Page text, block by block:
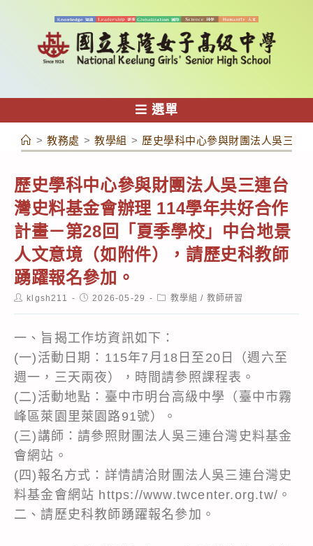
容
選單
> 教務處 > 教學組 > 歷史學科中心參與財團法人吳三連
歷史學科中心參與財團法人吳三連台
灣史料基金會辦理 114學年共好合作
計畫－第28回「夏季學校」中台地景
人文意境（如附件），請歷史科教師
踴躍報名參加。
Postklgsh211
Post2026-05-29
Post教學組 / 教師研習
一、旨揭工作坊資訊如下：
(一)活動日期：115年7月18日至20日（週六至
週一，三天兩夜），時間請參照課程表。
(二)活動地點：臺中市明台高級中學（臺中市霧
峰區萊園里萊園路91號）。
(三)講師：請參照財團法人吳三連台灣史料基金
會網站。
(四)報名方式：詳情請洽財團法人吳三連台灣史
料基金會網站 https://www.twcenter.org.tw/。
二、請歷史科教師踴躍報名參加。